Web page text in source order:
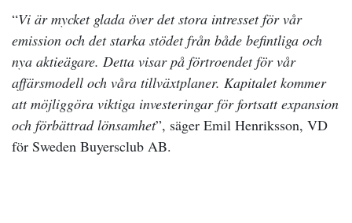
“Vi är mycket glada över det stora intresset för vår
emission och det starka stödet från både befintliga och
nya aktieägare. Detta visar på förtroendet för vår
affärsmodell och våra tillväxtplaner. Kapitalet kommer
att möjliggöra viktiga investeringar för fortsatt expansion
och förbättrad lönsamhet”, säger Emil Henriksson, VD
för Sweden Buyersclub AB.